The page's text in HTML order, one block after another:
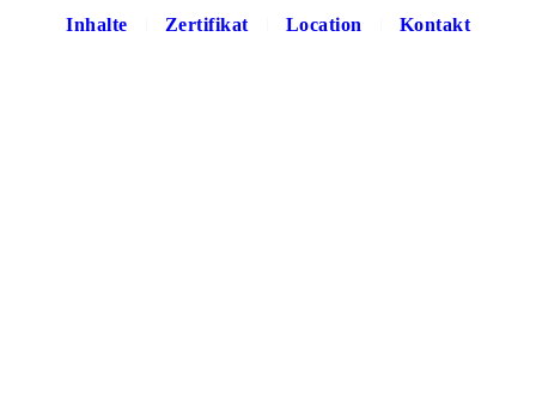
Inhalte Zertifikat Location Kontakt